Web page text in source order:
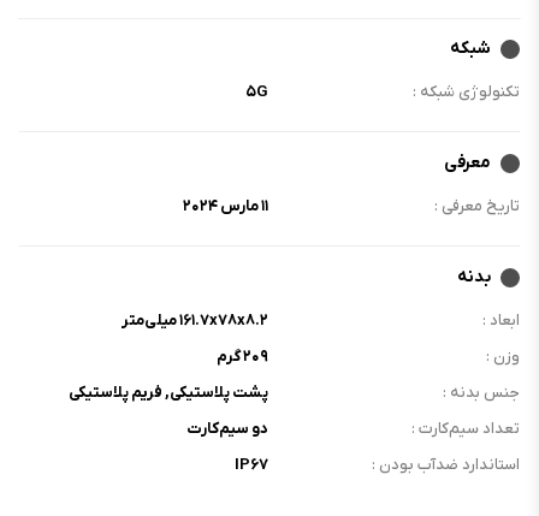
شبکه
تکنولوژی شبکه : ۵G
معرفی
تاریخ معرفی : ۱۱ مارس ۲۰۲۴
بدنه
ابعاد :
۱۶۱.۷x۷۸x۸.۲ میلی‌متر
وزن :
۲۰۹ گرم
جنس بدنه :
پشت پلاستیکی, فریم پلاستیکی
تعداد سیم‌کارت :
دو سیم‌کارت
استاندارد ضدآب بودن :
IP۶۷